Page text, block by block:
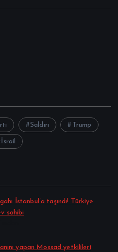
Saldırı Trump
İsrail
İstanbul’a taşındı! Türkiye
sahibi
yapan Mossad yetkilileri